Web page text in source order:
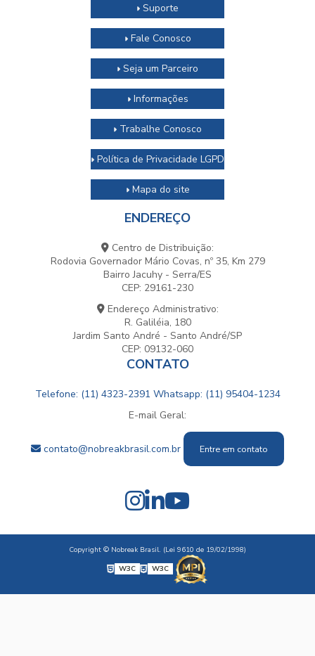
Suporte
Fale Conosco
Seja um Parceiro
Informações
Trabalhe Conosco
Política de Privacidade LGPD
Mapa do site
ENDEREÇO
Centro de Distribuição:
Rodovia Governador Mário Covas, nº 35, Km 279
Bairro Jacuhy - Serra/ES
CEP: 29161-230
Endereço Administrativo:
R. Galiléia, 180
Jardim Santo André - Santo André/SP
CEP: 09132-060
CONTATO
Telefone: (11) 4323-2391 Whatsapp: (11) 95404-1234
E-mail Geral:
contato@nobreakbrasil.com.br Entre em contato
Copyright © Nobreak Brasil. (Lei 9610 de 19/02/1998)
W3C
W3C